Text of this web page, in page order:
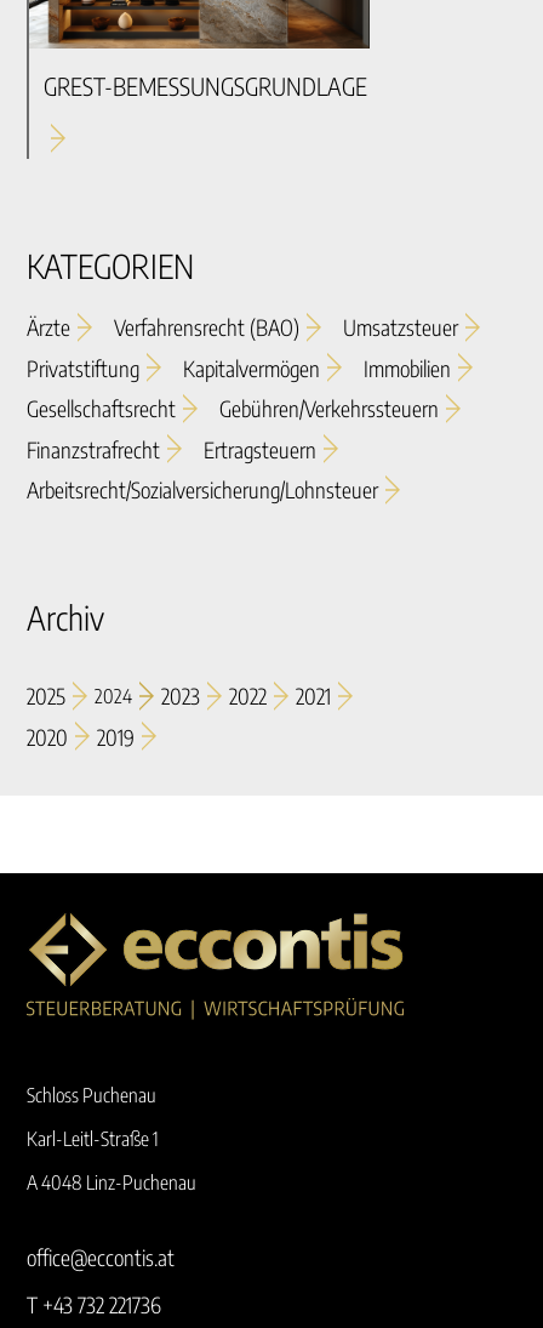
GREST-BEMESSUNGSGRUNDLAGE
KATEGORIEN
Ärzte Verfahrensrecht (BAO)
Umsatzsteuer
Privatstiftung
Kapitalvermögen
Immobilien
Gesellschaftsrecht
Gebühren/verkehrssteuern
Finanzstrafrecht
Ertragsteuern
Arbeitsrecht/sozialversicherung/lohnsteuer
Archiv
2025 2024 2023 2022
2021
2020
2019
Schloss Puchenau
Karl-Leitl-Straße 1
A 4048 Linz-Puchenau
office@eccontis.at
T +43 732 221736